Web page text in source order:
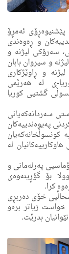
ئەمڕۆ
پەیوەندییەکان و ڕەوەندی
سەرۆکی لیژنە و
و سیروان بابان
و ڕاوێژکاری
ى لە هه‌رێمی
گشتیی کوریا
سه‌ردانه‌كه‌یانی
په‌یوه‌ندییه‌كان
كونسوڵخانەکەیان
لە
پەرلەمانی و
بۆ گۆڕینەوەی
كرا.
خۆی دەربڕی
خواست زیاتر برەو
بدرێت.